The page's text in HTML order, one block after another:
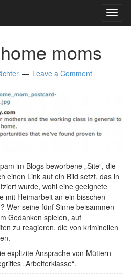
moms
Leave a Comment
im Blogs beworbene „Site“, die
einen Link auf ein Bild setzt, das in
wurde, wohl eine geeignete
mit Heimarbeit an ein bisschen
Wer seine fünf Sinne beisammen
Gedanken spielen, auf
zu reagieren, die von kriminellen
explizite Ansprache von Müttern
„Arbeiterklasse“.